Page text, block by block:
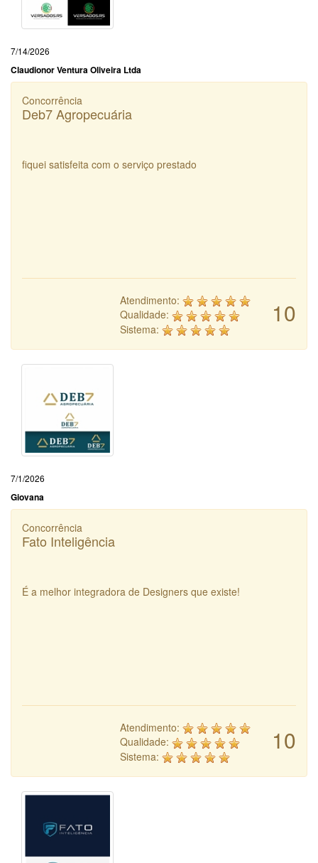
7/14/2026
Claudionor Ventura Oliveira Ltda
Concorrência
Deb7 Agropecuária
fiquei satisfeita com o serviço prestado
10
Atendimento:
Qualidade:
Sistema:
7/1/2026
Giovana
Concorrência
Fato Inteligência
É a melhor integradora de Designers que existe!
10
Atendimento:
Qualidade:
Sistema: